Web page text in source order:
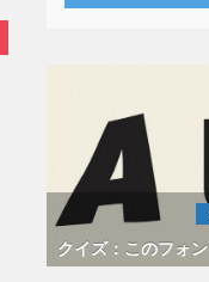
クイズ：このフォ